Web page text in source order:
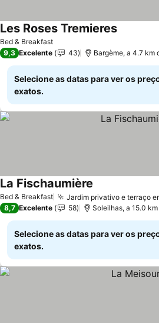
Bed & Breakfast
Les Roses TremieresVer preços
9,3 Excelente 43 Bargème, a 4.7 km
Selecione as datas para ver os
exatos.
Bed & Breakfast Jardim privativo e terraço
La Fischaumière
8,7 Excelente 58 Soleilhas, a 15.0
Selecione as datas para ver os
exatos.